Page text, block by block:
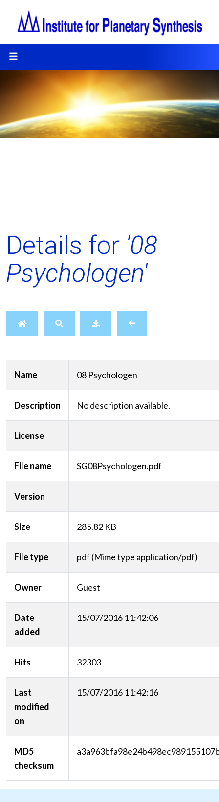
Details for '08
Psychologen'
Name 08 Psychologen
Description No description available.
License
File name SG08Psychologen.pdf
Version
Size 285.82 KB
File type pdf (Mime type application/pdf)
Owner Guest
Date
added
15/07/2016 11:42:06
Hits 32303
Last
modified
on
15/07/2016 11:42:16
MD5
checksum